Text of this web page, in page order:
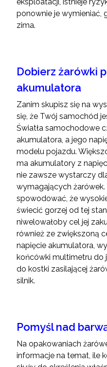
ponownie je wymieniać,
zima.
Dobierz żarówki
akumulatora
Zanim skupisz się na
się, że Twój samochód
Światła samochodowe
akumulatora, a jego
modelu pojazdu.
ma akumulatory z
nie zawsze wystarczy
wymagających
spowodować, że
świecić gorzej od tej
niwelowałoby cel jej
również ze zwiększoną
napięcie akumulatora,
końcówki multimetru do
do kostki zasilającej
silnik.
Pomyśl nad
Na opakowaniach
informacje na temat, ile